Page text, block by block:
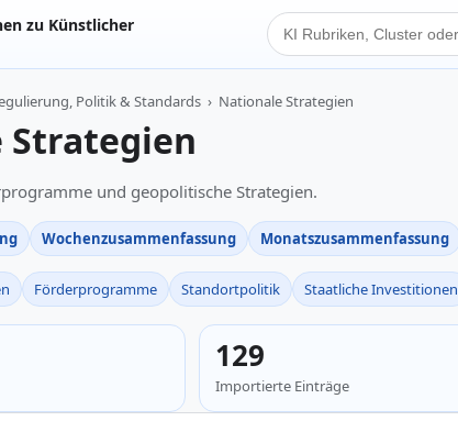
zu Künstlicher
KI Suche
Politik & Standards › Nationale Strategien
und geopolitische Strategien.
Wochenzusammenfassung Monatszusammenfassung
Förderprogramme Standortpolitik Staatliche Investitionen
129
Importierte Einträge